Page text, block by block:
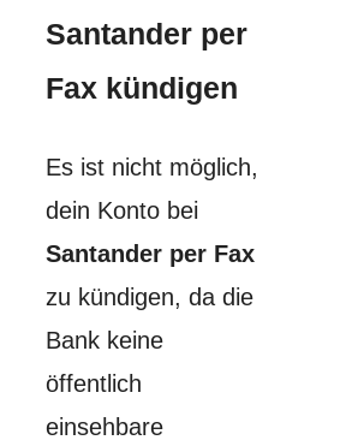
Santander per
Fax kündigen
Es ist nicht möglich,
dein Konto bei
Santander per Fax
zu kündigen, da die
Bank keine
öffentlich
einsehbare